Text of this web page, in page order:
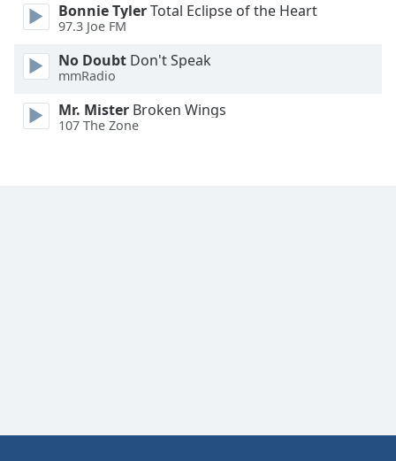
Family
Reset
Close
Modal
Dialog
Bonnie TylerTotal Eclipse of the Heart
97.3 Joe FM
No Doubt Don't Speak
mmRadio
Mr. Mister Broken Wings
107 The Zone